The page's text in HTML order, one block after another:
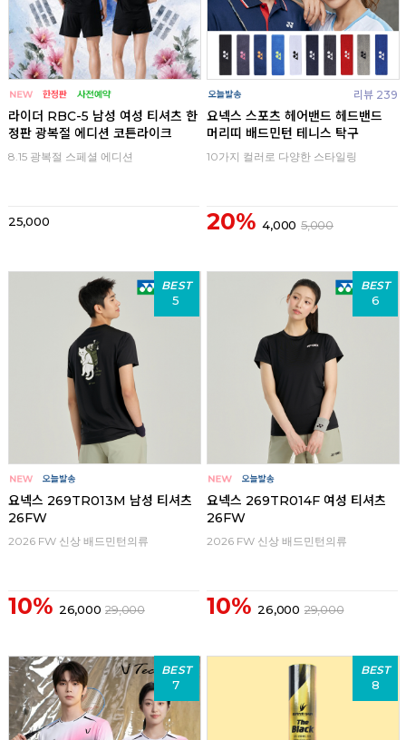
라이더 RBC-5 남성 여성 티셔츠 한
정판 광복절 에디션 코튼라이크
8.15 광복절 스페셜 에디션
25,000
리뷰 239
요넥스 스포츠 헤어밴드 헤드밴드
머리띠 배드민턴 테니스 탁구
10가지 컬러로 다양한 스타일링
20% 4,000 5,000
BEST
5
요넥스 269TR013M 남성 티셔츠
26FW
2026 FW 신상 배드민턴의류
10% 26,000 29,000
BEST
6
요넥스 269TR014F 여성 티셔츠
26FW
2026 FW 신상 배드민턴의류
10% 26,000 29,000
BEST
7
BEST
8